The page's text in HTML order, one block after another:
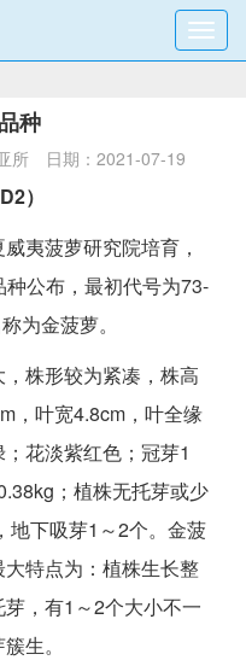
切
换
种
所 日期：2021-07-19
）
夷菠萝研究院培育，
公布，最初代号为73-
为金菠萝。
株形较为紧凑，株高
，叶宽4.8cm，叶全缘
花淡紫红色；冠芽1
；植株无托芽或少
地下吸芽1～2个。金菠
特点为：植株生长整
，有1～2个大小不一
生。